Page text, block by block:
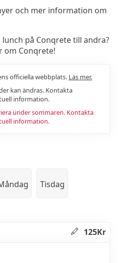
och mer information om
på Conqrete till andra?
om Conqrete!
officiella webbplats. Läs mer.
kan ändras. Kontakta
information.
under sommaren. Kontakta
information.
Tisdag
125Kr